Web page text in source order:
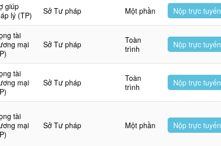
giúp
lý (TP)
Sở Tư pháp Một phần Nộp trực tuyến
tài
mại
Sở Tư pháp
Toàn
trình
Nộp trực tuyến
tài
mại
Sở Tư pháp
Toàn
trình
Nộp trực tuyến
tài
mại
Sở Tư pháp Một phần Nộp trực tuyến